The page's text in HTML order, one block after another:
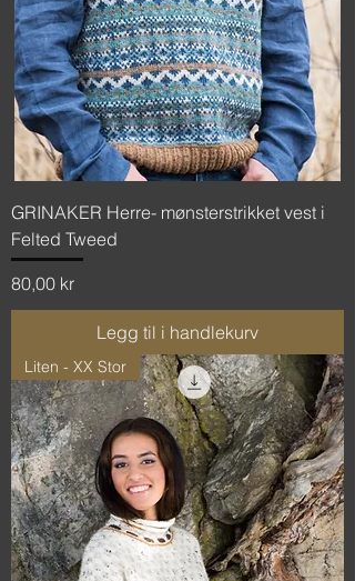
GRINAKER Herre- mønsterstrikket vest i
Felted Tweed
Pris
80,00 kr
Legg til i handlekurv
Liten - XX Stor